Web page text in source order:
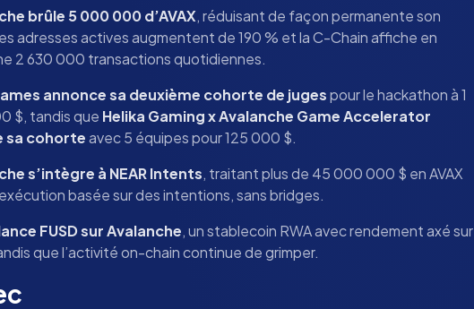
brûle 5 000 000 d’AVAX, réduisant de façon permanente son
adresses actives augmentent de 190 % et la C-Chain affiche en
2 630 000 transactions quotidiennes.
annonce sa deuxième cohorte de jugespour le hackathon à 1
$, tandis que Helika Gaming x Avalanche Game Accelerator
sa cohorteavec 5 équipes pour 125 000 $.
s’intègre à NEAR Intents, traitant plus de 45 000 000 $ en AVAX
basée sur des intentions, sans bridges.
FUSD sur Avalanche, un stablecoin RWA avec rendement axé sur
que l’activité on-chain continue de grimper.